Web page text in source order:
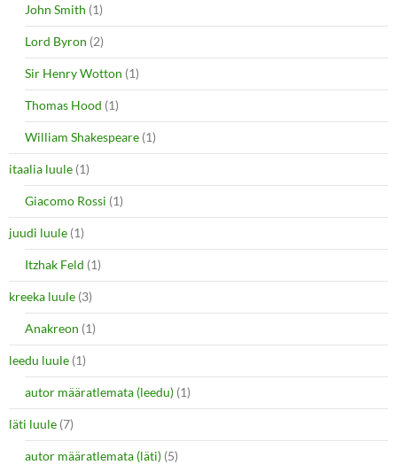
John Smith (1)
Lord Byron (2)
Sir Henry Wotton (1)
Thomas Hood (1)
William Shakespeare (1)
itaalia luule (1)
Giacomo Rossi (1)
juudi luule (1)
Itzhak Feld (1)
kreeka luule (3)
Anakreon (1)
leedu luule (1)
autor määratlemata (leedu) (1)
läti luule (7)
autor määratlemata (läti) (5)